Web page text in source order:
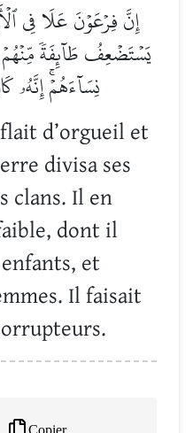
إِنَّ فِرۡعَوۡنَ عَلَا فِي
يَسۡتَضۡعِفُ طَآئِفَةٗ
نِسَآءَهُمۡۚ إِنَّهُۥ
d’orgueil et
divisa ses
clans. Il en
dont il
et
Il faisait